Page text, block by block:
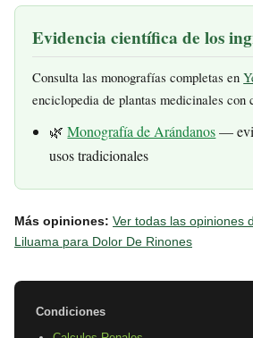
Evidencia científica de los
Consulta las monografías completas en
enciclopedia de plantas medicinales con
🌿Monografía de Arándanos—
usos tradicionales
Más opiniones: Ver todas las opiniones
Liluama para Dolor De Rinones
Condiciones